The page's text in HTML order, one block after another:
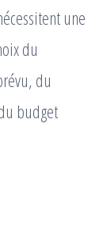
une
du
du
budget